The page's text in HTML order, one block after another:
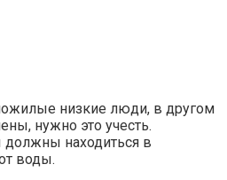
низкие люди, в другом
нужно это учесть.
должны находиться в
воды.